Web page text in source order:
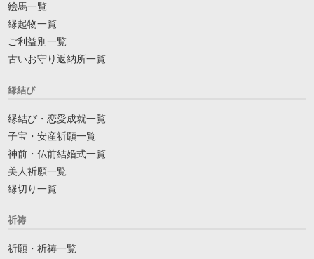
絵馬一覧
縁起物一覧
ご利益別一覧
古いお守り返納所一覧
縁結び
縁結び・恋愛成就一覧
子宝・安産祈願一覧
神前・仏前結婚式一覧
美人祈願一覧
縁切り一覧
祈祷
祈願・祈祷一覧